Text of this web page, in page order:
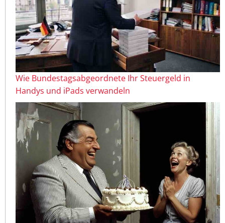
Wie Bundestagsabgeordnete Ihr Steuergeld in
Handys und iPads verwandeln